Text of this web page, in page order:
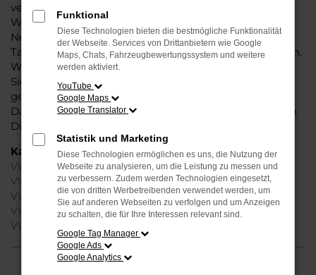
verarbeitet und auf Langlebigkeit ausgelegt. Auf diese
Weise können Sie unbedenklich sowohl einen
Neuwagen als auch einen Gebrauchten, sowohl eine
Tageszulassung als auch einen Jahreswagen erwerben.
Wenn Sie sich für Steinböhmer entscheiden, erhalten
Sie einen erheblichen Nachlass bzw. Rabatt und
genießen zudem einen außergewöhnlichen Service.
Das beginnt bei der Beratung und setzt sich mit vielen
Dienstleistungen unserer Meisterwerkstatt fort.
Kategorie
VW Passat Variant Gebrauchtwagen Berlin
VW Passat Variant Jahreswagen Berlin
VW Passat Variant Neuwagen Berlin
VW Passat Variant Tageszulassung Berlin
VW Passat Variant Berlin
Funktional
Diese Technologien bieten die bestmögliche Funktionalität
der Webseite. Services von Drittanbietern wie Google
Maps, Chats, Fahrzeugbewertungssystem und weitere
werden aktiviert.
YouTube
Google Maps
Google Translator
Statistik und Marketing
Diese Technologien ermöglichen es uns, die Nutzung der
Webseite zu analysieren, um die Leistung zu messen und
zu verbessern. Zudem werden Technologien eingesetzt,
die von dritten Werbetreibenden verwendet werden, um
Sie auf anderen Webseiten zu verfolgen und um Anzeigen
zu schalten, die für Ihre Interessen relevant sind.
Google Tag Manager
Google Ads
Google Analytics